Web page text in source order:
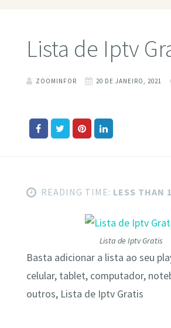
Lista de Iptv
ZOOMINFOR 20 DE JANEIRO, 2021
READING TIME: LESS THAN
Lista de Iptv Gratis
Basta adicionar a lista ao seu
celular, tablet, computador,
outros, Lista de Iptv Gratis